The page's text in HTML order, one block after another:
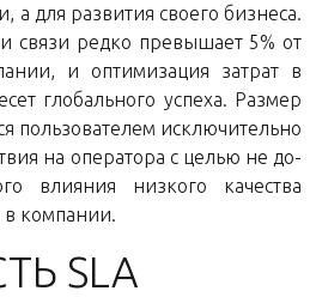
а для раз­ви­тия сво­е­го биз­не­са.
связи редко пре­вы­ша­ет 5% от
и оп­ти­ми­за­ция за­трат в
гло­баль­но­го успе­ха. Раз­мер
поль­зо­ва­те­лем ис­клю­чи­тель­но
на опе­ра­то­ра с целью не до­
вли­я­ния низ­ко­го ка­че­ства
в компании.
SLA